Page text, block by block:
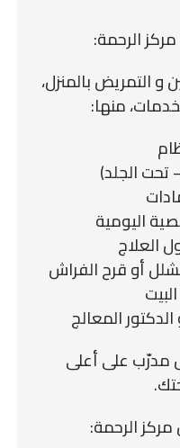
الرحمة:
و التمريض بالمنزل،
منها:
الجلد)
اليومية
العلاج
أو قرح الفراش
المعالج
على أعلى
الرحمة: